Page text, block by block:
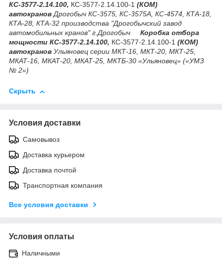
КС-3577-2.14.100, КС-3577-2.14.100-1 (КОМ)
автокрановДрогобыч КС-3575, КС-3575А, КС-4574, КТА-18,
КТА-28, КТА-32 производства "Дрогобычский завод
автомобильных кранов" г.Дрогобыч
Коробка отбора
мощности КС-3577-2.14.100, КС-3577-2.14.100-1 (КОМ)
автокранов Ульяновец серии МКТ-16, МКТ-20, МКТ-25,
МКАТ-16, МКАТ-20, МКАТ-25, МКТБ-30 «Ульяновец» («УМЗ
№ 2»)
Скрыть
Условия доставки
Самовывоз
Доставка курьером
Доставка почтой
Транспортная компания
Все условия доставки
Условия оплаты
Наличными